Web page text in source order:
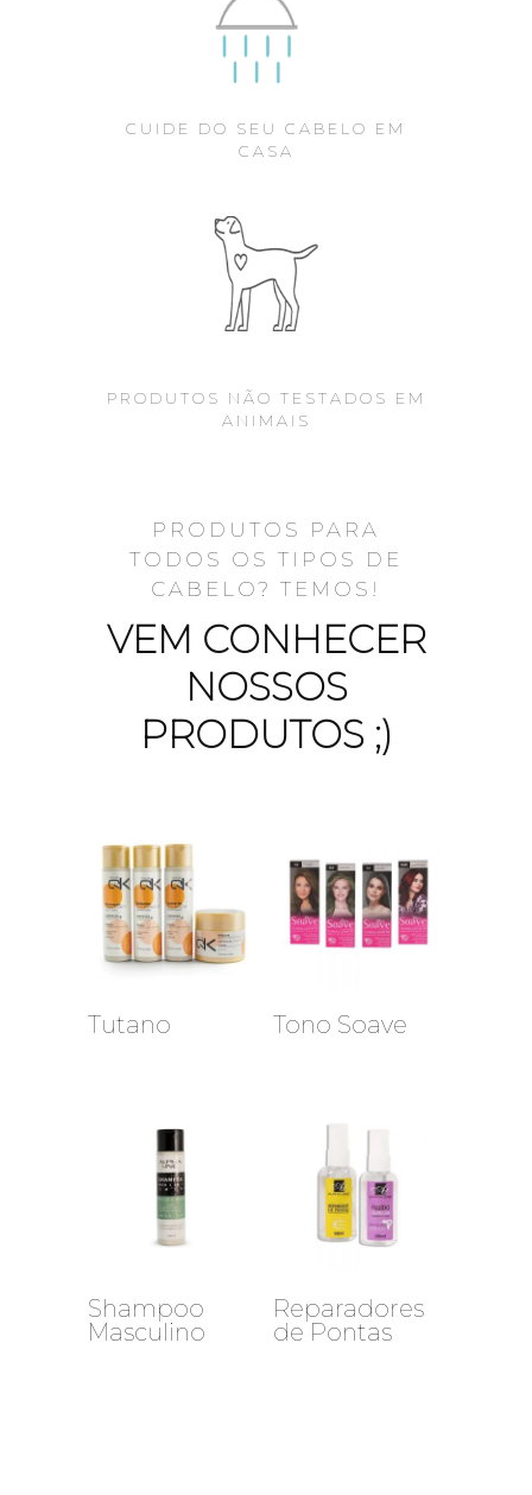
CUIDE DO SEU CABELO EM
CASA
PRODUTOS NÃO TESTADOS EM
ANIMAIS
PRODUTOS PARA
TODOS OS TIPOS DE
CABELO? TEMOS!
VEM CONHECER
NOSSOS
PRODUTOS ;)
Tutano Tono Soave
Shampoo
Masculino
Reparadores
de Pontas